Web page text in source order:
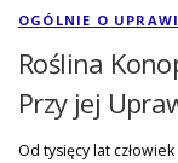
OGÓLNIE O
Roślina
Przy jej
Od tysięcy lat